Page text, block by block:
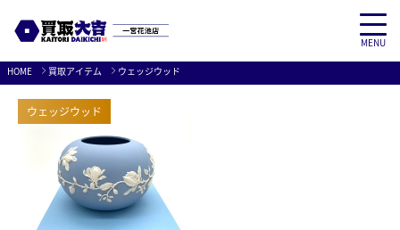
Skip
to
content
MENU
HOME 買取アイテム ウェッジウッド
ウェッジウッド